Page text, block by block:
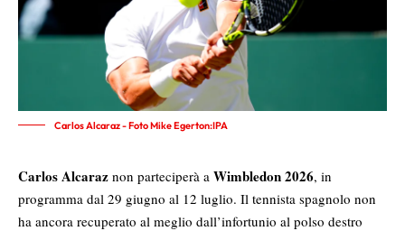
Carlos Alcaraz - Foto Mike Egerton:IPA
Carlos Alcaraz non parteciperà a Wimbledon 2026, in
programma dal 29 giugno al 12 luglio. Il tennista spagnolo non
ha ancora recuperato al meglio dall’infortunio al polso destro